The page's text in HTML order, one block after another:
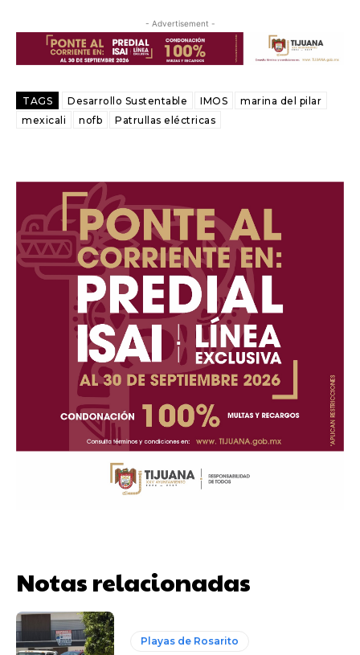
- Advertisement -
TAGS Desarrollo Sustentable IMOS
marina del pilar
mexicali
nofb Patrullas eléctricas
Notas relacionadas
Playas de Rosarito